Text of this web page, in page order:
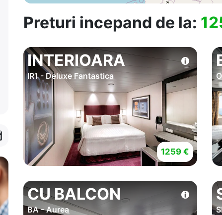
Preturi incepand de la:
INTERIOARA
IR1 - Deluxe Fantastica
1259 €
CU BALCON
BA - Aurea